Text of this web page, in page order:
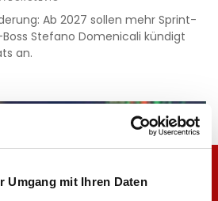
Umgang mit Ihren Daten
Ab 2027 sollen mehr Sprint-
Stefano Domenicali kündigt
an.